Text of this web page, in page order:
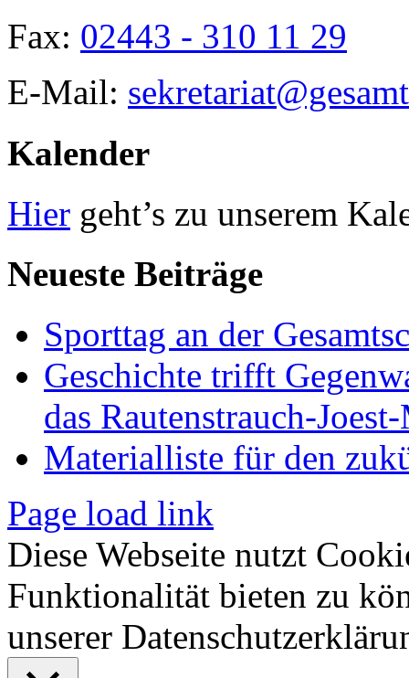
Fax: 02443 - 310 11 29
E-Mail:
Kalender
Hier geht’s zu unserem
Neueste Beiträge
Sporttag an der
Geschichte trifft
das Rautenstrauch-
Materialliste für den
Page load link
Diese Webseite nutzt
Funktionalität bieten zu
unserer